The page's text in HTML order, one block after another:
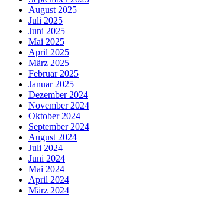
August 2025
Juli 2025
Juni 2025
Mai 2025
April 2025
März 2025
Februar 2025
Januar 2025
Dezember 2024
November 2024
Oktober 2024
September 2024
August 2024
Juli 2024
Juni 2024
Mai 2024
April 2024
März 2024